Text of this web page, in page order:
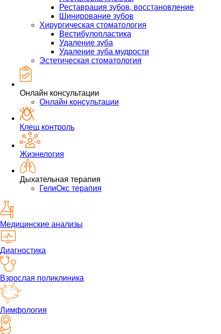
Реставрация зубов, восстановление
Шинирование зубов
Хирургическая стоматология
Вестибулопластика
Удаление зуба
Удаление зуба мудрости
Эстетическая стоматология
Онлайн консультации
Онлайн консультации
Клещ контроль
Жизнелогия
Дыхательная терапия
ГелиОкс терапия
Медицинские анализы
Диагностика
Взрослая поликлиника
Лимфология